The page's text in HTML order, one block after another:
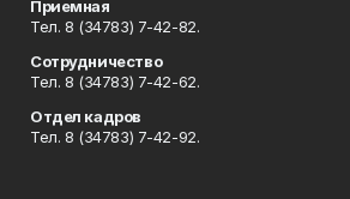
Приемная
Тел. 8 (34783) 7-42-82.
Сотрудничество
Тел. 8 (34783) 7-42-62.
Отдел кадров
Тел. 8 (34783) 7-42-92.